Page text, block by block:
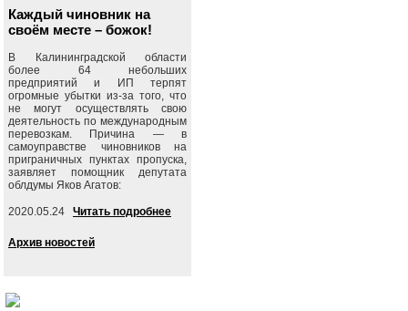
Каждый чиновник на
своём месте – божок!
В Калининградской области
более 64 небольших
предприятий и ИП терпят
огромные убытки из-за того, что
не могут осуществлять свою
деятельность по международным
перевозкам. Причина — в
самоуправстве чиновников на
приграничных пунктах пропуска,
заявляет помощник депутата
облдумы Яков Агатов:
2020.05.24 Читать подробнее
Архив новостей